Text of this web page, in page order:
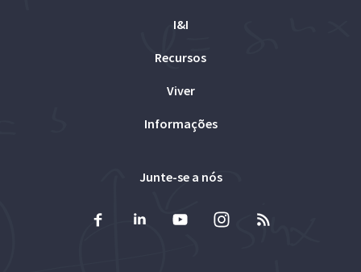
I&I
Recursos
Viver
Informações
Junte-se a nós